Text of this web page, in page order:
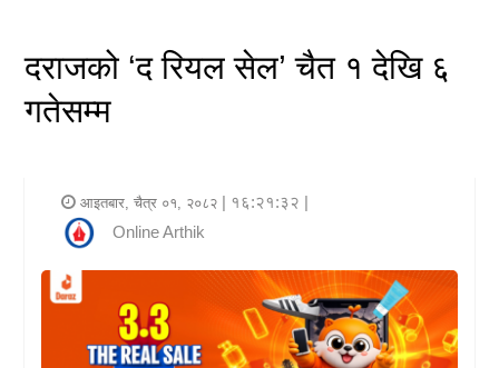
अटो
राजनीति
दराजको ‘द रियल सेल’ चैत १ देखि ६
गतेसम्म
आइतबार, चैत्र ०१, २०८२ | १६:२१:३२ |
Online Arthik